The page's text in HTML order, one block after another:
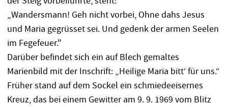
„Wandersmann! Geh nicht vorbei, Ohne dahs Jesus
und Maria gegrüsset sei. Und gedenk der armen Seelen
im Fegefeuer."
Darüber befindet sich ein auf Blech gemaltes
Marienbild mit der Inschrift: „Heilige Maria bitt‘ für uns.“
Früher stand auf dem Sockel ein schmiedeeisernes
Kreuz, das bei einem Gewitter am 9. 9. 1969 vom Blitz